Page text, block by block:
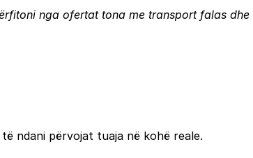
nga ofertat tona me transport falas
ndani përvojat tuaja në kohë reale.